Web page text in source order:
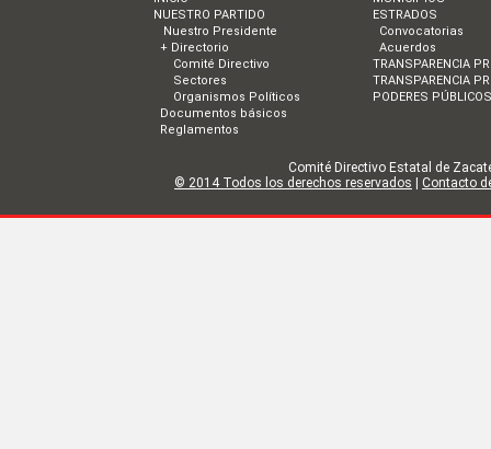
NUESTRO PARTIDO
Nuestro Presidente
+ Directorio
Comité Directivo
Sectores
Organismos Políticos
Documentos básicos
Reglamentos
ESTRADOS
Convocatorias
Acuerdos
TRANSPARENCIA
TRANSPARENCIA
PODERES PÚBLICOS
Comité Directivo Estatal de
© 2014 Todos los derechos reservados
Contacto